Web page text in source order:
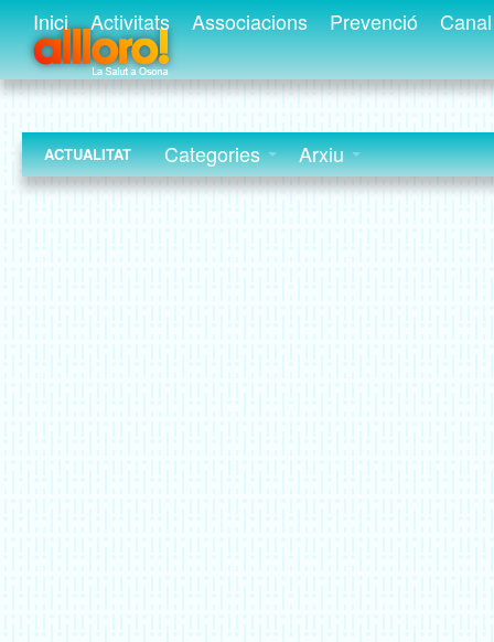
Inici Activitats Associacions Prevenció
ACTUALITAT Categories Arxiu